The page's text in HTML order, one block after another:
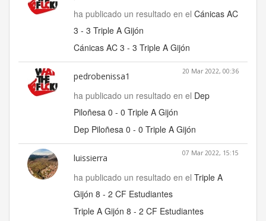
ha publicado un resultado en el Cánicas AC
3 - 3 Triple A Gijón
Cánicas AC 3 - 3 Triple A Gijón
pedrobenissa1 20 Mar 2022, 00:36
ha publicado un resultado en el Dep
Piloñesa 0 - 0 Triple A Gijón
Dep Piloñesa 0 - 0 Triple A Gijón
luissierra 07 Mar 2022, 15:15
ha publicado un resultado en el Triple A
Gijón 8 - 2 CF Estudiantes
Triple A Gijón 8 - 2 CF Estudiantes